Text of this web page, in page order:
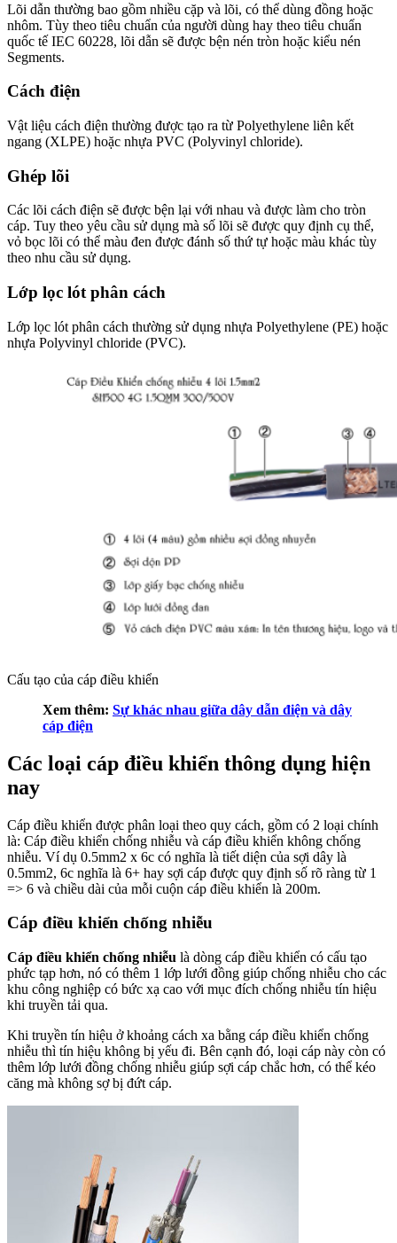
Lõi dẫn thường bao gồm nhiều cặp và lõi, có thể dùng đồng hoặc
nhôm. Tùy theo tiêu chuẩn của người dùng hay theo tiêu chuẩn
quốc tế IEC 60228, lõi dẫn sẽ được bện nén tròn hoặc kiểu nén
Segments.
Cách điện
Vật liệu cách điện thường được tạo ra từ Polyethylene liên kết
ngang (XLPE) hoặc nhựa PVC (Polyvinyl chloride).
Ghép lõi
Các lõi cách điện sẽ được bện lại với nhau và được làm cho tròn
cáp. Tuy theo yêu cầu sử dụng mà số lõi sẽ được quy định cụ thể,
vỏ bọc lõi có thể màu đen được đánh số thứ tự hoặc màu khác tùy
theo nhu cầu sử dụng.
Lớp lọc lót phân cách
Lớp lọc lót phân cách thường sử dụng nhựa Polyethylene (PE) hoặc
nhựa Polyvinyl chloride (PVC).
Cấu tạo của cáp điều khiển
Xem thêm: Sự khác nhau giữa dây dẫn điện và dây
cáp điện
Các loại cáp điều khiển thông dụng hiện
nay
Cáp điều khiển được phân loại theo quy cách, gồm có 2 loại chính
là: Cáp điều khiển chống nhiễu và cáp điều khiển không chống
nhiễu. Ví dụ 0.5mm2 x 6c có nghĩa là tiết diện của sợi dây là
0.5mm2, 6c nghĩa là 6+ hay sợi cáp được quy định số rõ ràng từ 1
=> 6 và chiều dài của mỗi cuộn cáp điều khiển là 200m.
Cáp điều khiển chống nhiễu
Cáp điều khiển chống nhiễu là dòng cáp điều khiển có cấu tạo
phức tạp hơn, nó có thêm 1 lớp lưới đồng giúp chống nhiễu cho các
khu công nghiệp có bức xạ cao với mục đích chống nhiễu tín hiệu
khi truyền tải qua.
Khi truyền tín hiệu ở khoảng cách xa bằng cáp điều khiển chống
nhiễu thì tín hiệu không bị yếu đi. Bên cạnh đó, loại cáp này còn có
thêm lớp lưới đồng chống nhiễu giúp sợi cáp chắc hơn, có thể kéo
căng mà không sợ bị đứt cáp.